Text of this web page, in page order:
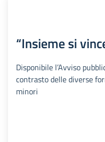
“Insieme si
Disponibile l’Avviso
contrasto delle diverse
minori